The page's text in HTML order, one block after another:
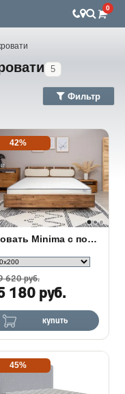
0
5
Фильтр
42%
Кровать Minima с полкой
620 руб.
180 руб.
купить
45%